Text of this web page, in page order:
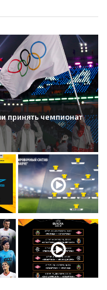
принять чемпионат